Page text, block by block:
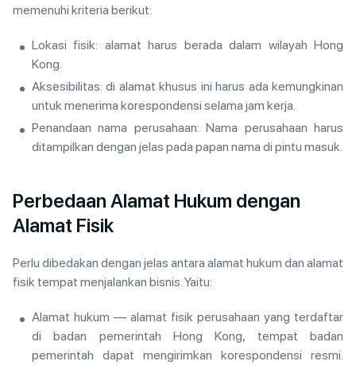
memenuhi kriteria berikut:
Lokasi fisik: alamat harus berada dalam wilayah Hong
Kong.
Aksesibilitas: di alamat khusus ini harus ada kemungkinan
untuk menerima korespondensi selama jam kerja.
Penandaan nama perusahaan: Nama perusahaan harus
ditampilkan dengan jelas pada papan nama di pintu masuk.
Perbedaan Alamat Hukum dengan
Alamat Fisik
Perlu dibedakan dengan jelas antara alamat hukum dan alamat
fisik tempat menjalankan bisnis. Yaitu:
Alamat hukum — alamat fisik perusahaan yang terdaftar
di badan pemerintah Hong Kong, tempat badan
pemerintah dapat mengirimkan korespondensi resmi.